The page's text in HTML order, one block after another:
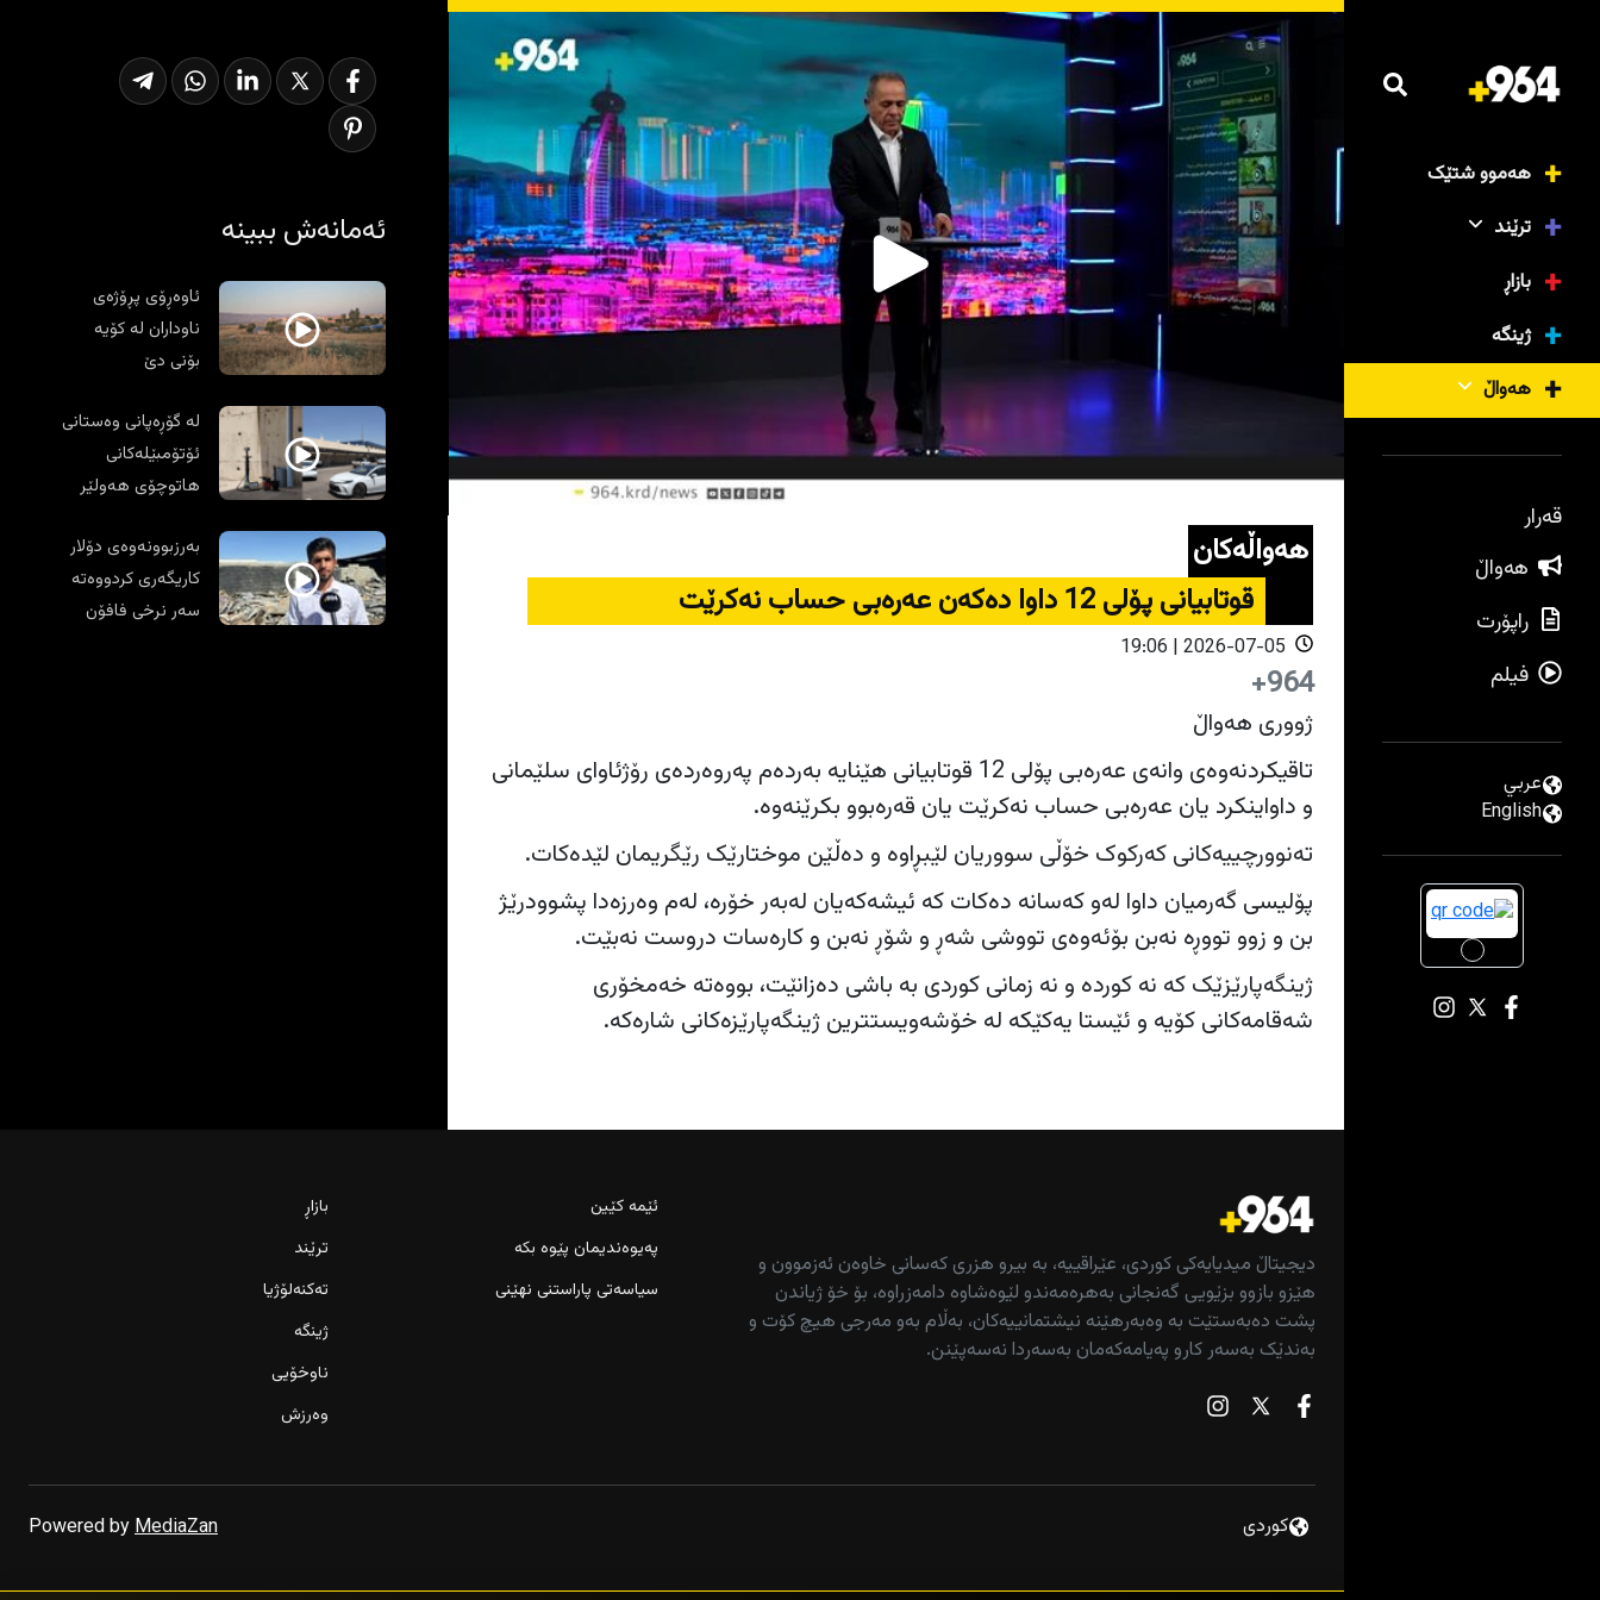
هەموو شتێک
ترێند
بازاڕ
ژینگە
هەواڵ
قەرار
هەواڵ
راپۆرت
فیلم
عربي
English
هەواڵەکان
قوتابیانی پۆلی 12 داوا دەکەن عەرەبی حساب نەکرێت
2026-07-05 | 19:06
964+
ژووری هەواڵ
تاقیکردنەوەی وانەی عەرەبی پۆلی 12 قوتابیانی هێنایە بەردەم پەروەردەی رۆژئاوای سلێمانی
و داواینکرد یان عەرەبی حساب نەکرێت یان قەرەبوو بکرێنەوە.
تەنوورچییەکانی کەرکوک خۆڵی سووریان لێبڕاوە و دەڵێن موختارێک رێگریمان لێدەکات.
پۆلیسی گەرمیان داوا لەو کەسانە دەکات کە ئیشەکەیان لەبەر خۆرە، لەم وەرزەدا پشوودرێژ
بن و زوو تووڕە نەبن بۆئەوەی تووشی شەڕ و شۆڕ نەبن و کارەسات دروست نەبێت.
ژینگەپارێزێک کە نە کوردە و نە زمانی کوردی بە باشی دەزانێت، بووەتە خەمخۆری
شەقامەکانی کۆیە و ئێستا یەکێکە لە خۆشەویستترین ژینگەپارێزەکانی شارەکە.
ئەمانەش ببینە
ئاوەڕۆی پڕۆژەی
ناوداران لە کۆیە
بۆنی دێ
لە گۆڕەپانی وەستانی
ئۆتۆمبێلەکانی
هاتوچۆی هەولێر
بەرزبوونەوەی دۆلار
کاریگەری کردووەتە
سەر نرخی فافۆن
دیجیتاڵ میدیایەکی کوردی، عێراقییە، بە بیرو هزری کەسانی خاوەن ئەزموون و
هێزو بازوو بزێویی گەنجانی بەهرەمەندو لێوەشاوە دامەزراوە، بۆ خۆ ژیاندن
پشت دەبەستێت بە وەبەرهێنە نیشتمانییەکان، بەڵام بەو مەرجی هیچ کۆت و
بەندێک بەسەر کارو پەیامەکەمان بەسەردا نەسەپێنن.
ئێمە کێین
پەیوەندیمان پێوە بکە
سیاسەتی پاراستنی نهێنی
بازاڕ
ترێند
تەکنەلۆژیا
ژینگە
ناوخۆیی
وەرزش
كوردى Powered byMediaZan